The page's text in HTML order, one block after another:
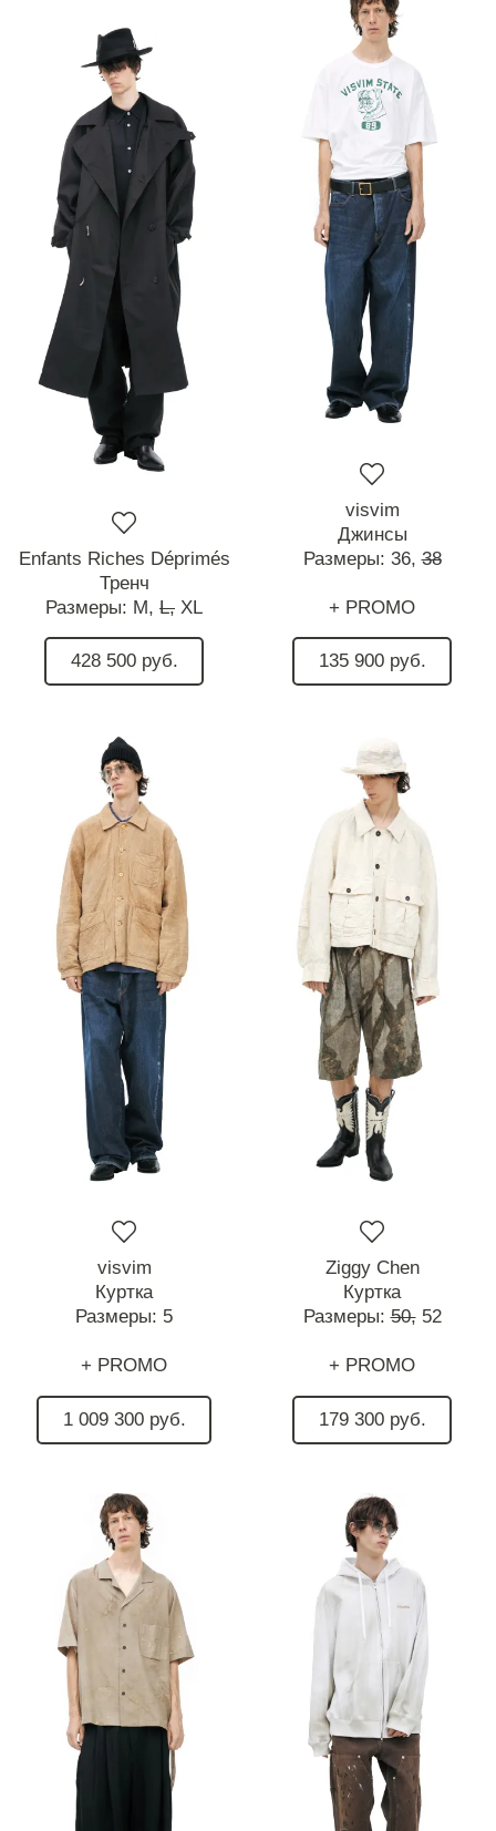
Enfants Riches Déprimés
Тренч
Размеры: M, L, XL
428 500 руб.
visvim
Джинсы
Размеры: 36, 38
+ PROMO
135 900 руб.
visvim
Куртка
Размеры: 5
+ PROMO
1 009 300 руб.
Ziggy Chen
Куртка
Размеры:50, 52
+ PROMO
179 300 руб.